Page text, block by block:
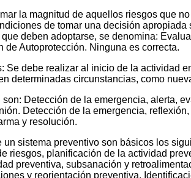
la magnitud de aquellos riesgos que
de tomar una decisión
deben adoptarse, se denomina:
de Autoprotección. Ninguna es correcta.
Se debe realizar al inicio de la actividad
determinadas circunstancias, como
son: Detección de la emergencia, alerta,
Detección de la emergencia,
y resolución.
un sistema preventivo son básicos los
riesgos, planificación de la actividad
preventiva, subsanación y
y reorientación preventiva.